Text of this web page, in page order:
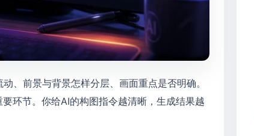
、前景与背景怎样分层、画面重点是否明确。
环节。你给AI的构图指令越清晰，生成结果越